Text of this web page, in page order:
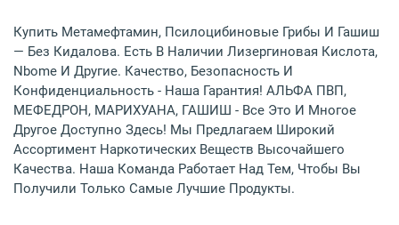
Купить Метамефтамин, Псилоцибиновые Грибы И Гашиш
— Без Кидалова. Есть В Наличии Лизергиновая Кислота,
Nbome И Другие. Качество, Безопасность И
Конфиденциальность - Наша Гарантия! АЛЬФА ПВП,
МЕФЕДРОН, МАРИХУАНА, ГАШИШ - Все Это И Многое
Другое Доступно Здесь! Мы Предлагаем Широкий
Ассортимент Наркотических Веществ Высочайшего
Качества. Наша Команда Работает Над Тем, Чтобы Вы
Получили Только Самые Лучшие Продукты.